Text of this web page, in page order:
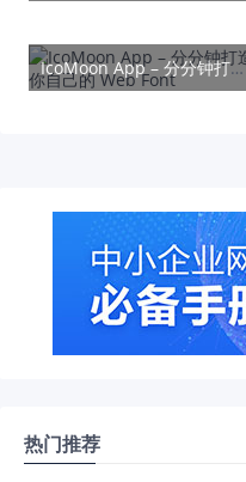
IcoMoon App – 分分钟打造你自己的 Web Font
热门推荐